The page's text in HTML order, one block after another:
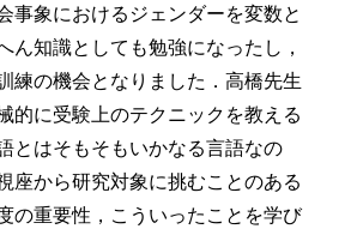
事象におけるジェンダーを変数と
ん知識としても勉強になったし，
練の機会となりました．高橋先生
的に受験上のテクニックを教える
とはそもそもいかなる言語なの
座から研究対象に挑むことのある
の重要性，こういったことを学び